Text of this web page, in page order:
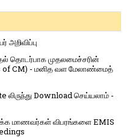
அறிவிப்பு
தொடர்பாக முதலமைச்சரின்
CM) - மனித வள மேலாண்மைத்
Download செய்யலாம் -
மாணவர்கள் விபரங்களை EMIS